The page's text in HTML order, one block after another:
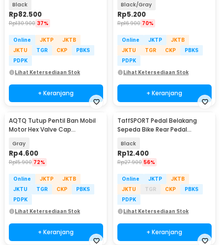
Black
Rp82.500
Rp130.900 37%
Online JKTP
JKTB
JKTU
TGR CKP
PBKS
PDPK
Lihat Ketersediaan Stok
+ Keranjang
- 3015
Black/Gray
Rp5.200
Rp16.900 70%
Online JKTP
JKTB
JKTU
TGR CKP
PBKS
PDPK
Lihat Ketersediaan Stok
+ Keranjang
AQTQ Tutup Pentil Ban Mobil
Motor Hex Valve Cap
Gray
Rp4.600
Rp15.900 72%
Online JKTP
JKTB
JKTU
TGR CKP
PBKS
PDPK
Lihat Ketersediaan Stok
+ Keranjang
TaffSPORT Pedal Belakang
Sepeda Bike Rear Pedal
Black
Rp12.400
Rp27.900 56%
Online JKTP
JKTB
JKTU
TGR CKP
PBKS
PDPK
Lihat Ketersediaan Stok
+ Keranjang